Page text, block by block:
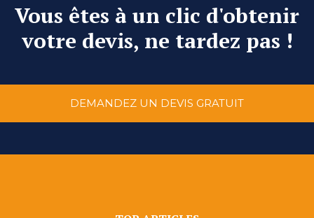
Vous êtes à un clic d'obtenir
votre devis, ne tardez pas !
DEMANDEZ UN DEVIS GRATUIT